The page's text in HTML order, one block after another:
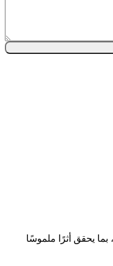
يحقق أثرًا ملموسًا